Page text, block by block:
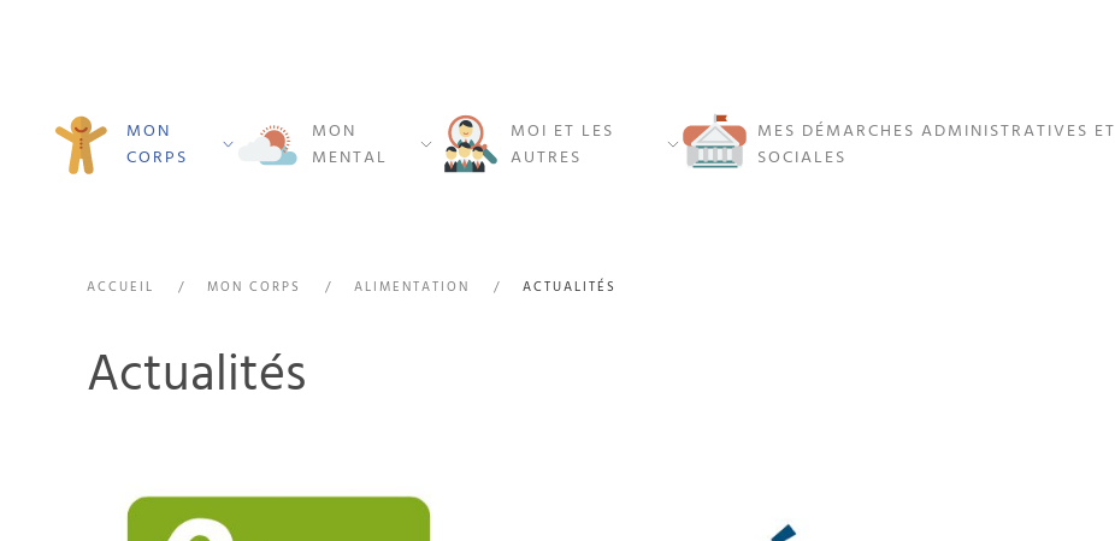
MON
CORPS
MON
MENTAL
MOI ET LES
AUTRES
MES DÉMARCHES ADMINISTRATIVES ET
SOCIALES
ACCUEIL MON CORPS ALIMENTATION ACTUALITÉS
Actualités